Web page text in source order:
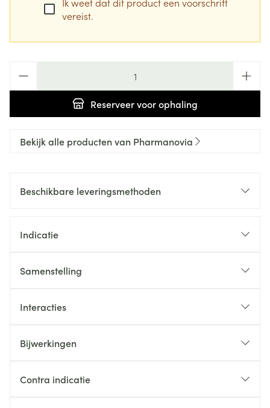
vereist.
Reserveervoor ophaling
Bekijk alle producten van Pharmanovia
Beschikbare leveringsmethoden
Indicatie
Samenstelling
Interacties
Bijwerkingen
Contra indicatie